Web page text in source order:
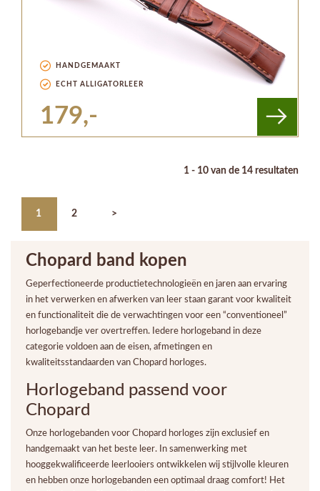
HANDGEMAAKT
ECHT ALLIGATORLEER
179,-
1 - 10 van de 14 resultaten
1 2 >
Chopard band kopen
Geperfectioneerde productietechnologieën en jaren aan ervaring
in het verwerken en afwerken van leer staan garant voor kwaliteit
en functionaliteit die de verwachtingen voor een “conventioneel”
horlogebandje ver overtreffen. Iedere horlogeband in deze
categorie voldoen aan de eisen, afmetingen en
kwaliteitsstandaarden van Chopard horloges.
Horlogeband passend voor
Chopard
Onze horlogebanden voor Chopard horloges zijn exclusief en
handgemaakt van het beste leer. In samenwerking met
hooggekwalificeerde leerlooiers ontwikkelen wij stijlvolle kleuren
en hebben onze horlogebanden een optimaal draag comfort! Het